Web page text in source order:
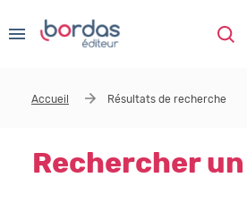
Accueil Résultats de recherche
Rechercher